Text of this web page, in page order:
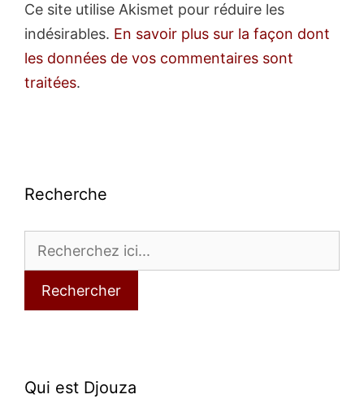
Ce site utilise Akismet pour réduire les
indésirables. En savoir plus sur la façon dont
les données de vos commentaires sont
traitées.
Recherche
Rechercher
Qui est Djouza